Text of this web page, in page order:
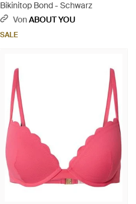
Bikinitop Bond - Schwarz
VonABOUT YOU
SALE